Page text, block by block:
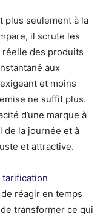
plus seulement à la
il scrute les
des produits
aux
et moins
ne suffit plus.
d’une marque à
de la journée et à
et attractive.
tarification
réagir en temps
transformer ce qui